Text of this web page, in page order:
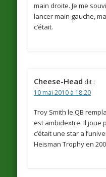
main droite. Je me
lancer main gauche,
c’était.
Cheese-Head dit :
10 mai 2010 à 18:20
Troy Smith le QB
est ambidextre. Il joue
c’était une star a
Heisman Trophy en